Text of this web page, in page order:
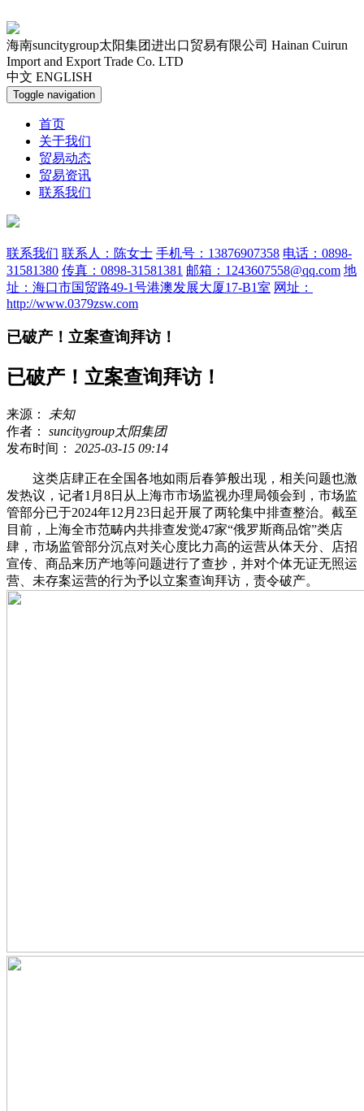
海南suncitygroup太阳集团进出口贸易有限公司 Hainan Cuirun
Import and Export Trade Co. LTD
中文 ENGLISH
Toggle navigation
首页
关于我们
贸易动态
贸易资讯
联系我们
联系我们 联系人：陈女士 手机号：13876907358 电话：0898-
31581380 传真：0898-31581381 邮箱：1243607558@qq.com 地
址：海口市国贸路49-1号港澳发展大厦17-B1室 网址：
http://www.0379zsw.com
已破产！立案查询拜访！
已破产！立案查询拜访！
来源：
未知
作者： suncitygroup太阳集团
发布时间： 2025-03-15 09:14
这类店肆正在全国各地如雨后春笋般出现，相关问题也激
发热议，记者1月8日从上海市市场监视办理局领会到，市场监
管部分已于2024年12月23日起开展了两轮集中排查整治。截至
目前，上海全市范畴内共排查发觉47家“俄罗斯商品馆”类店
肆，市场监管部分沉点对关心度比力高的运营从体天分、店招
宣传、商品来历产地等问题进行了查抄，并对个体无证无照运
营、未存案运营的行为予以立案查询拜访，责令破产。